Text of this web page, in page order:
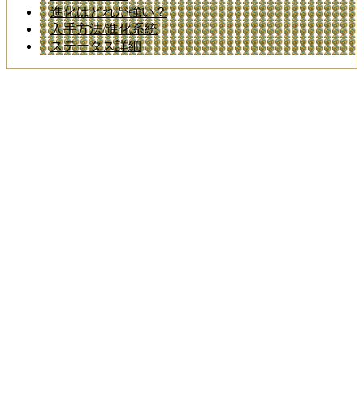
進化はどれが強い？
入手方法/進化系統
ステータス詳細